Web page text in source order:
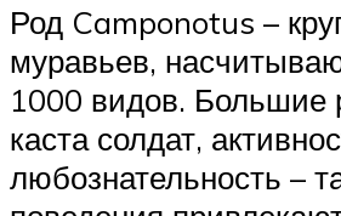
Род Camponotus –
муравьев,
1000 видов. Большие
каста солдат,
любознательность –